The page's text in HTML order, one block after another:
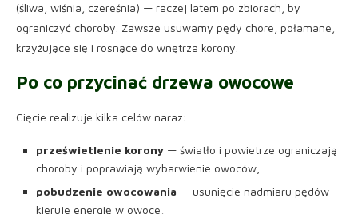
(śliwa, wiśnia, czereśnia) — raczej latem po zbiorach, by
ograniczyć choroby. Zawsze usuwamy pędy chore, połamane,
krzyżujące się i rosnące do wnętrza korony.
Po co przycinać drzewa owocowe
Cięcie realizuje kilka celów naraz:
prześwietlenie korony — światło i powietrze ograniczają
choroby i poprawiają wybarwienie owoców,
pobudzenie owocowania — usunięcie nadmiaru pędów
kieruje energię w owoce,